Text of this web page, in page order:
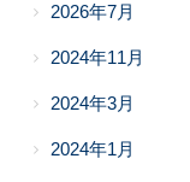
2026年7月
2024年11月
2024年3月
2024年1月